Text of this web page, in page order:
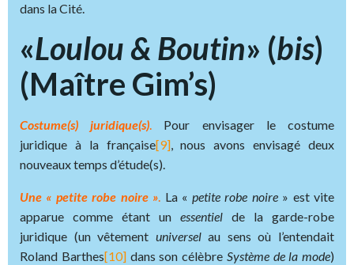
dans la Cité.
«Loulou & Boutin» (bis)
(Maître Gim’s)
Costume(s) juridique(s). Pour envisager le costume
juridique à la française[9], nous avons envisagé deux
nouveaux temps d’étude(s).
Une « petite robe noire ». La « petite robe noire» est vite
apparue comme étant un essentiel de la garde-robe
juridique (un vêtement universelau sens où l’entendait
Roland Barthes[10]dans son célèbre Système de la mode)